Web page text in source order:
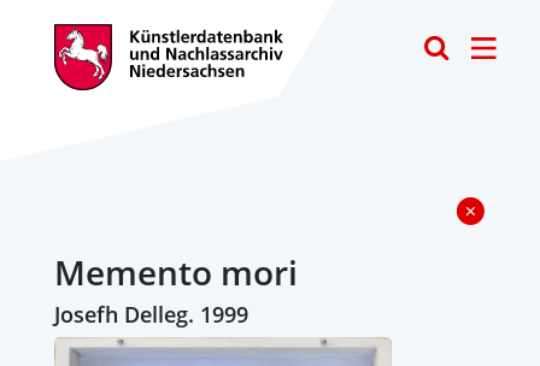
Memento mori
Josefh Delleg. 1999